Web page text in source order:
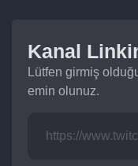
Kanal
Lütfen girmiş
emin olunuz.